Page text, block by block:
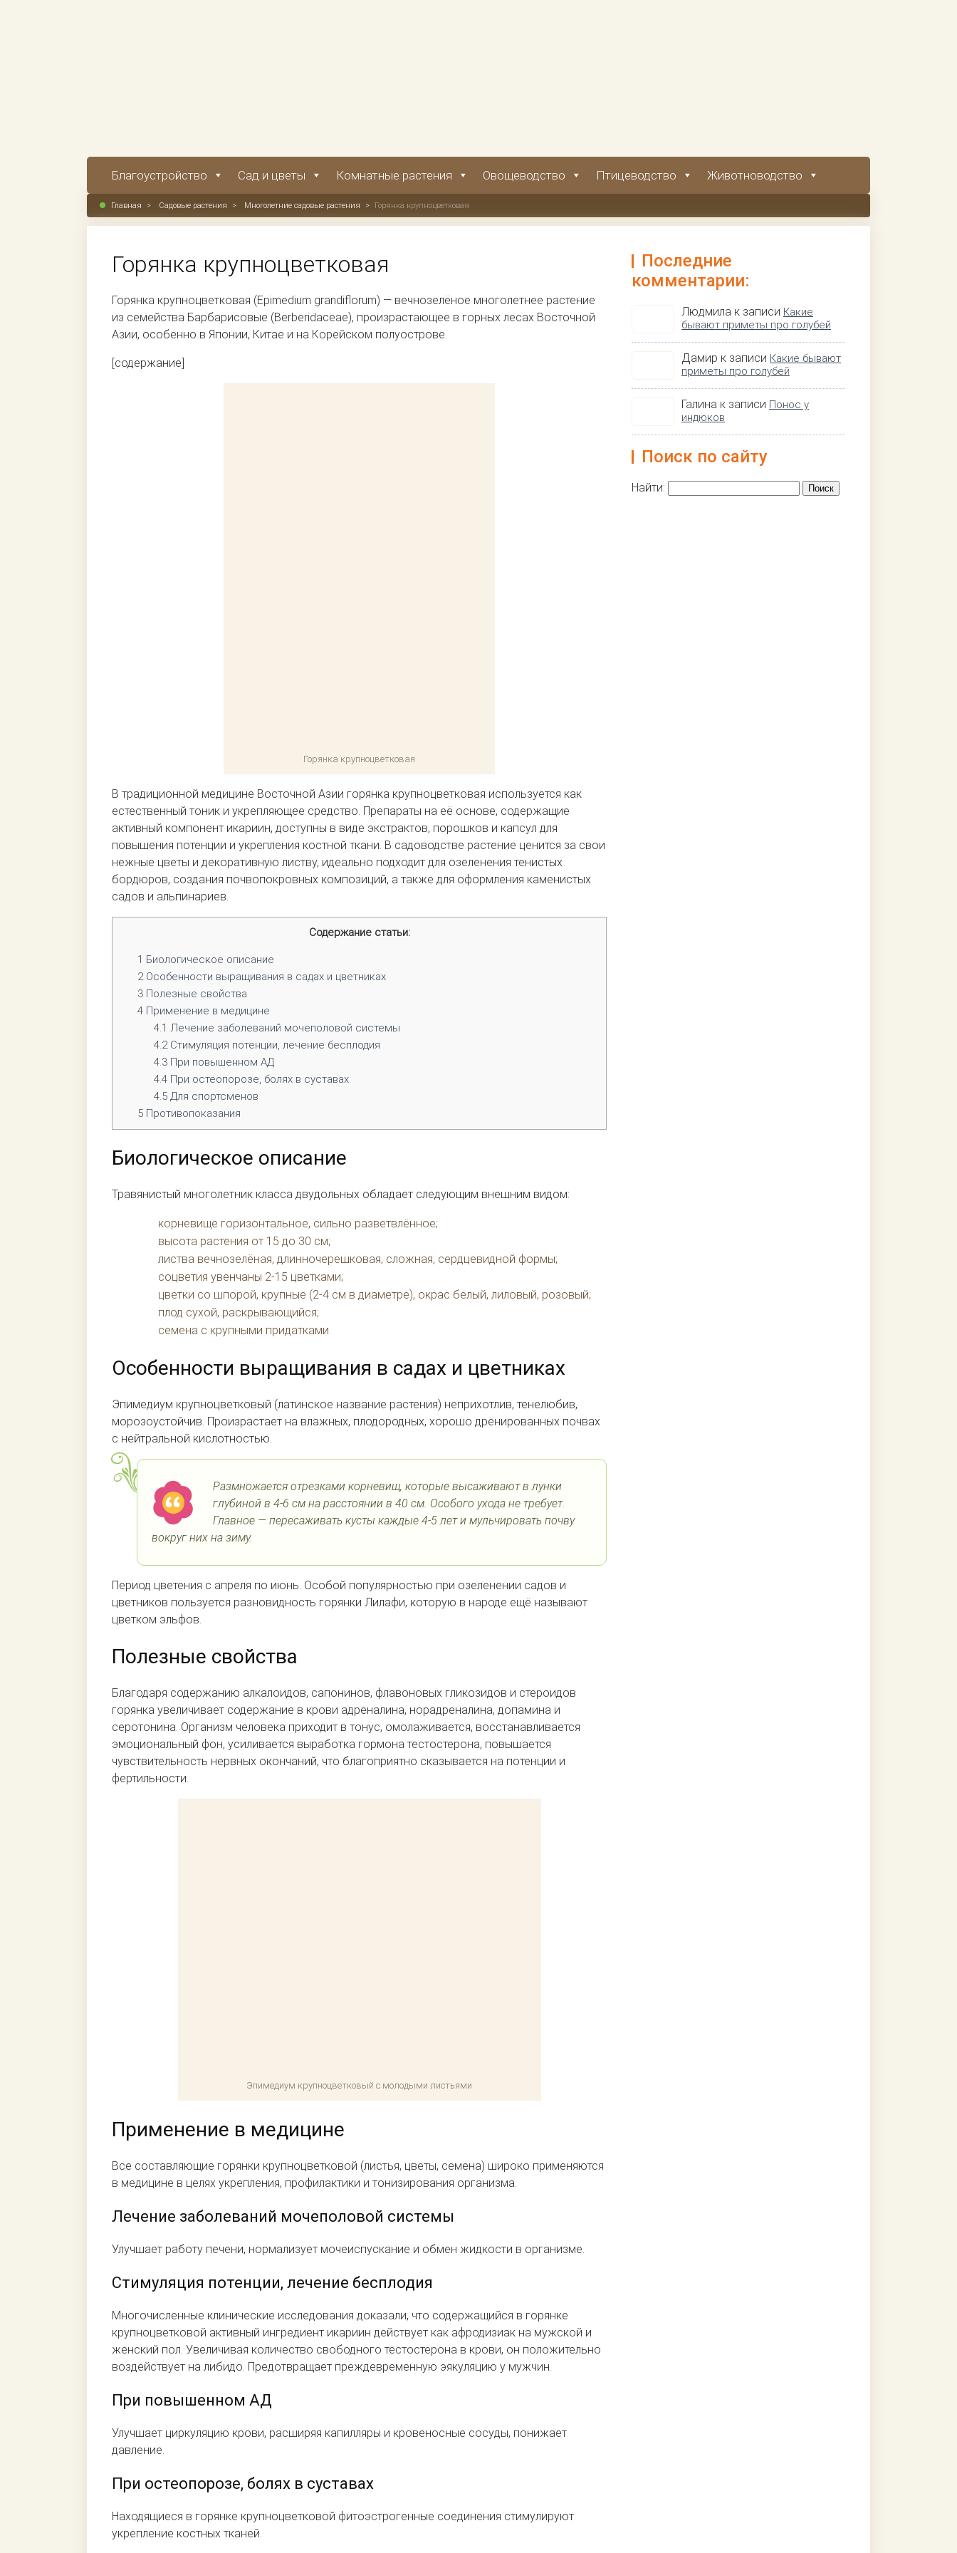
Благоустройство Сад и цветы Комнатные растения Овощеводство Птицеводство Животноводство
Главная > Садовые растения > Многолетние садовые растения > Горянка крупноцветковая
Горянка крупноцветковая
Горянка крупноцветковая (Epimedium grandiflorum) — вечнозелёное многолетнее растение
из семейства Барбарисовые (Berberidaceae), произрастающее в горных лесах Восточной
Азии, особенно в Японии, Китае и на Корейском полуострове.
[содержание]
Горянка крупноцветковая
В традиционной медицине Восточной Азии горянка крупноцветковая используется как
естественный тоник и укрепляющее средство. Препараты на её основе, содержащие
активный компонент икариин, доступны в виде экстрактов, порошков и капсул для
повышения потенции и укрепления костной ткани. В садоводстве растение ценится за свои
нежные цветы и декоративную листву, идеально подходит для озеленения тенистых
бордюров, создания почвопокровных композиций, а также для оформления каменистых
садов и альпинариев.
Содержание статьи:
1 Биологическое описание
2Особенности выращивания в садах и цветниках
3 Полезные свойства
4 Применение в медицине
4.1 Лечение заболеваний мочеполовой системы
4.2Стимуляция потенции, лечение бесплодия
4.3При повышенном АД
4.4При остеопорозе, болях в суставах
4.5Для спортсменов
5 Противопоказания
Биологическое описание
Травянистый многолетник класса двудольных обладает следующим внешним видом:
корневище горизонтальное, сильно разветвлённое;
высота растения от 15 до 30 см;
листва вечнозелёная, длинночерешковая, сложная, сердцевидной формы;
соцветия увенчаны 2-15 цветками;
цветки со шпорой, крупные (2-4 см в диаметре), окрас белый, лиловый, розовый;
плод сухой, раскрывающийся;
семена с крупными придатками.
Особенности выращивания в садах и цветниках
Эпимедиум крупноцветковый (латинское название растения) неприхотлив, тенелюбив,
морозоустойчив. Произрастает на влажных, плодородных, хорошо дренированных почвах
с нейтральной кислотностью.
Размножается отрезками корневищ, которые высаживают в лунки
глубиной в 4-6 см на расстоянии в 40 см. Особого ухода не требует.
Главное — пересаживать кусты каждые 4-5 лет и мульчировать почву
вокруг них на зиму.
Период цветения с апреля по июнь. Особой популярностью при озеленении садов и
цветников пользуется разновидность горянки Лилафи, которую в народе ещё называют
цветком эльфов.
Полезные свойства
Благодаря содержанию алкалоидов, сапонинов, флавоновых гликозидов и стероидов
горянка увеличивает содержание в крови адреналина, норадреналина, допамина и
серотонина. Организм человека приходит в тонус, омолаживается, восстанавливается
эмоциональный фон, усиливается выработка гормона тестостерона, повышается
чувствительность нервных окончаний, что благоприятно сказывается на потенции и
фертильности.
Эпимедиум крупноцветковый с молодыми листьями
Применение в медицине
Все составляющие горянки крупноцветковой (листья, цветы, семена) широко применяются
в медицине в целях укрепления, профилактики и тонизирования организма.
Лечение заболеваний мочеполовой системы
Улучшает работу печени, нормализует мочеиспускание и обмен жидкости в организме.
Стимуляция потенции, лечение бесплодия
Многочисленные клинические исследования доказали, что содержащийся в горянке
крупноцветковой активный ингредиент икариин действует как афродизиак на мужской и
женский пол. Увеличивая количество свободного тестостерона в крови, он положительно
воздействует на либидо. Предотвращает преждевременную эякуляцию у мужчин.
При повышенном АД
Улучшает циркуляцию крови, расширяя капилляры и кровеносные сосуды, понижает
давление.
При остеопорозе, болях в суставах
Находящиеся в горянке крупноцветковой фитоэстрогенные соединения стимулируют
укрепление костных тканей.
Последние
комментарии:
Людмила к записи Какие
бывают приметы про голубей
Дамир к записи Какие бывают
приметы про голубей
Галина к записи Понос у
индюков
Поиск по сайту
Найти: